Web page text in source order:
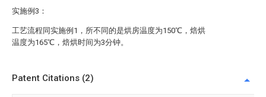
实施例3：
工艺流程同实施例1，所不同的是烘房温度为150℃，焙烘
温度为165℃，焙烘时间为3分钟。
Patent Citations (2)